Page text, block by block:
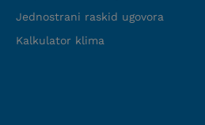
Jednostrani raskid ugovora
Kalkulator klima